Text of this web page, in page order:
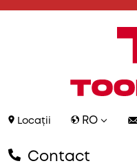
Locații RO
Contact